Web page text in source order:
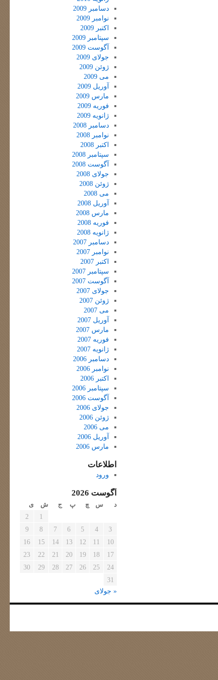
دسامبر 2009
نوامبر 2009
اکتبر 2009
سپتامبر 2009
آگوست 2009
جولای 2009
ژوئن 2009
می 2009
آوریل 2009
مارس 2009
فوریه 2009
ژانویه 2009
دسامبر 2008
نوامبر 2008
اکتبر 2008
سپتامبر 2008
آگوست 2008
جولای 2008
ژوئن 2008
می 2008
آوریل 2008
مارس 2008
فوریه 2008
ژانویه 2008
دسامبر 2007
نوامبر 2007
اکتبر 2007
سپتامبر 2007
آگوست 2007
جولای 2007
ژوئن 2007
می 2007
آوریل 2007
مارس 2007
فوریه 2007
ژانویه 2007
دسامبر 2006
نوامبر 2006
اکتبر 2006
سپتامبر 2006
آگوست 2006
جولای 2006
ژوئن 2006
می 2006
آوریل 2006
مارس 2006
اطلاعات
ورود
آگوست 2026
د س چ پ ج ش ی
1
2
3
4
5
6
7
8
9
10
11
12
13
14
15
16
17
18
19
20
21
22
23
24
25
26
27
28
29
30
31
« جولای